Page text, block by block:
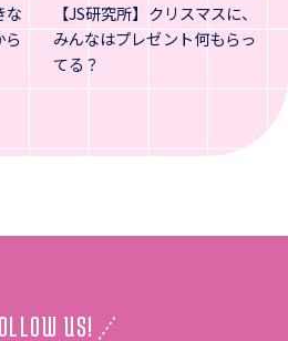
な
【JS研究所】クリスマスに、
みんなはプレゼント何もらっ
てる？
US!